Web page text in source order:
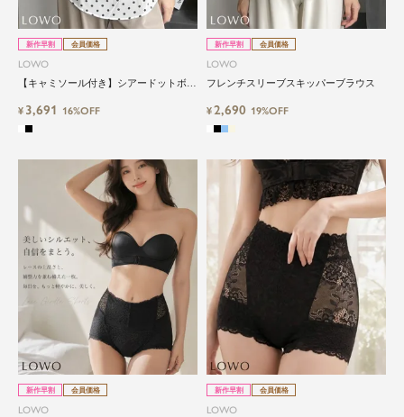
新作早割 会員価格
LOWO
【キャミソール付き】シアードットボウ
¥ 3,691 16%OFF
新作早割 会員価格
LOWO
フレンチスリーブスキッパーブラウス
¥2,690 19%OFF
新作早割 会員価格
LOWO
新作早割 会員価格
LOWO